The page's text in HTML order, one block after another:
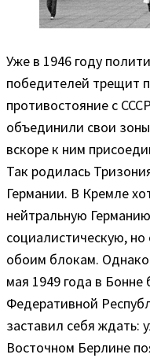
Уже в 1946 году
победителей трещит
противостояние с
объединили свои
вскоре к ним
Так родилась
Германии. В Кремле
нейтральную
социалистическую,
обоим блокам.
мая 1949 года в
Федеративной
заставил себя ждать:
Восточном Берлине